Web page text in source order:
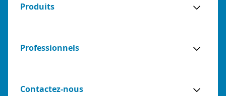
Produits
Professionnels
Contactez-nous